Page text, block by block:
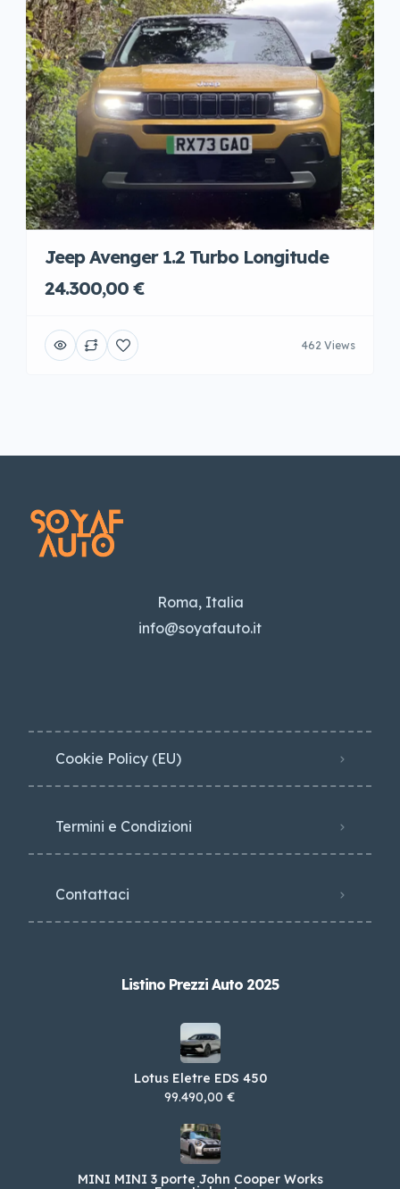
Jeep Avenger 1.2 Turbo Longitude
24.300,00 €
462 Views
Roma, Italia
info@soyafauto.it
Cookie Policy (EU)
Termini e Condizioni
Contattaci
Listino Prezzi Auto 2025
Lotus Eletre EDS 450
99.490,00 €
MINI MINI 3 porte John Cooper Works